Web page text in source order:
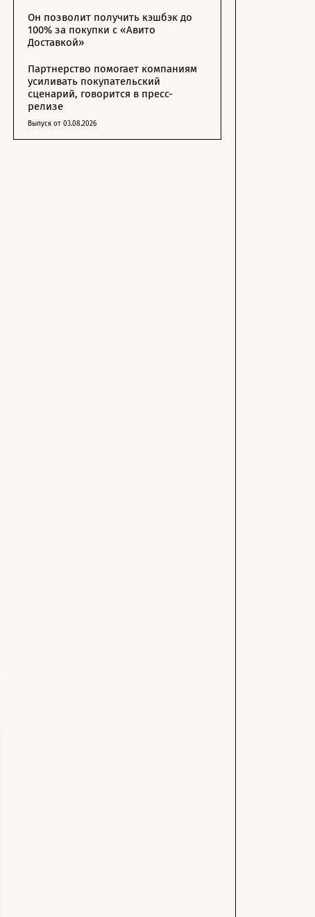
Он позволит получить кэшбэк до
100% за покупки с «Авито
Доставкой»
Партнерство помогает компаниям
усиливать покупательский
сценарий, говорится в пресс-
релизе
Выпуск от 03.08.2026